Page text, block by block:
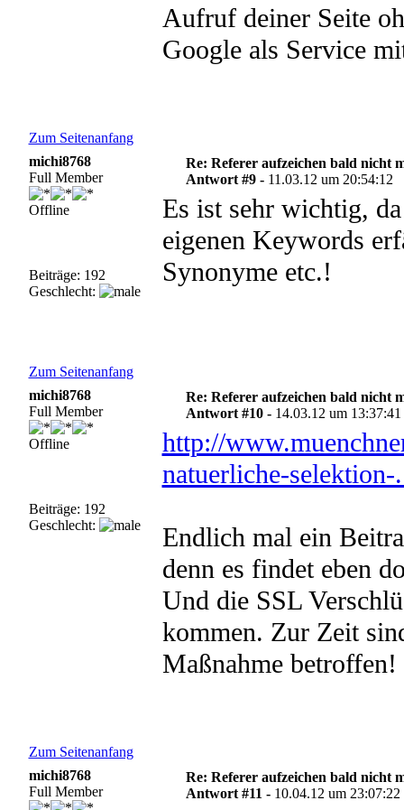
Aufruf deiner Seite
Google als Service
Zum Seitenanfang
michi8768
Full Member
Offline
Beiträge: 192
Geschlecht:
Re: Referer aufzeichen bald nicht
Antwort #9 - 11.03.12 um 20:54:12
Es ist sehr wichtig,
eigenen Keywords
Synonyme etc.!
Zum Seitenanfang
michi8768
Full Member
Offline
Beiträge: 192
Geschlecht:
Re: Referer aufzeichen bald nicht
Antwort #10 - 14.03.12 um 13:37:41
http://
natuerliche-selektion-
Endlich mal ein
denn es findet eben
Und die SSL
kommen. Zur Zeit
Maßnahme betroffen!
Zum Seitenanfang
michi8768
Full Member
Re: Referer aufzeichen bald nicht
Antwort #11 - 10.04.12 um 23:07:22